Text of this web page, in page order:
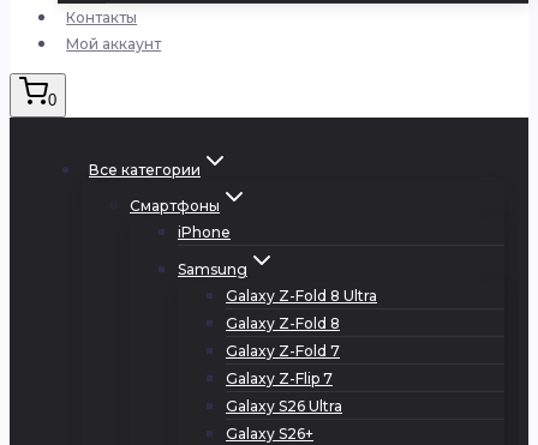
Контакты
Мой аккаунт
0
Все категории
Смартфоны
iPhone
Samsung
Galaxy Z-Fold 8 Ultra
Galaxy Z-Fold 8
Galaxy Z-Fold 7
Galaxy Z-Flip 7
Galaxy S26 Ultra
Galaxy S26+